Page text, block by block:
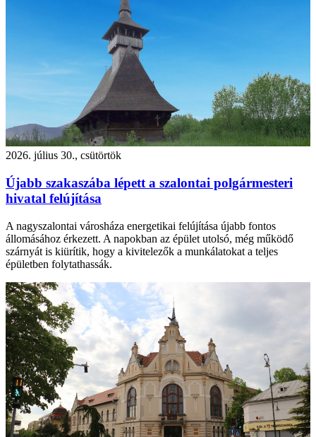
2026. július 30., csütörtök
Újabb szakaszába lépett a szalontai polgármesteri
hivatal felújítása
A nagyszalontai városháza energetikai felújítása újabb fontos
állomásához érkezett. A napokban az épület utolsó, még működő
szárnyát is kiürítik, hogy a kivitelezők a munkálatokat a teljes
épületben folytathassák.